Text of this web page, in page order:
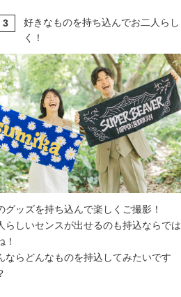
3
好きなものを持ち込んでお二人らし
く！
グッズを持ち込んで楽しくご撮影！
らしいセンスが出せるのも持込ならでは
！
ならどんなものを持込してみたいです